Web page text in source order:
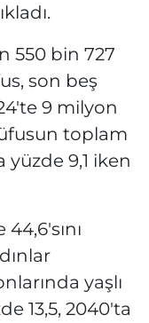
550 bin 727
son beş
9 milyon
toplam
yüzde 9,1 iken
yaşlı
13,5, 2040'ta